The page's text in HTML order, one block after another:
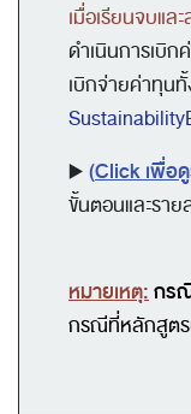
เมื่อเรียนจบแล
ดำเนินการเบิก
เบิกจ่ายค่าทุน
▶️(Click เพื่อ
ขั้นตอนและราย
หมายเหตุ:กร
กรณีที่หลักสูต